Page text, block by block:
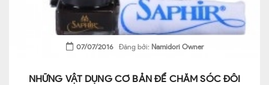
07/07/2016Đăng bởi: Namidori Owner
NHỮNG VẬT DỤNG CƠ BẢN ĐỂ CHĂM SÓC ĐÔI